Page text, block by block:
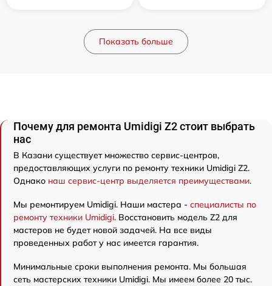
Показать больше
Почему для ремонта Umidigi Z2 стоит выбрать
нас
В Казани существует множество сервис-центров,
предоставляющих услуги по ремонту техники Umidigi Z2.
Однако наш сервис-центр выделяется преимуществами.
Мы ремонтируем Umidigi. Наши мастера - специалисты по
ремонту техники Umidigi. Восстановить модель Z2 для
мастеров не будет новой задачей. На все виды
проведенных работ у нас имеется гарантия.
Минимальные сроки выполнения ремонта. Мы большая
сеть мастерских техники Umidigi. Мы имеем более 20 тыс.